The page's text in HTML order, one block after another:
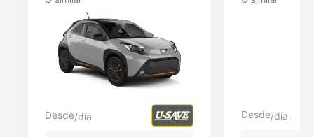
Desde/día Desde/día